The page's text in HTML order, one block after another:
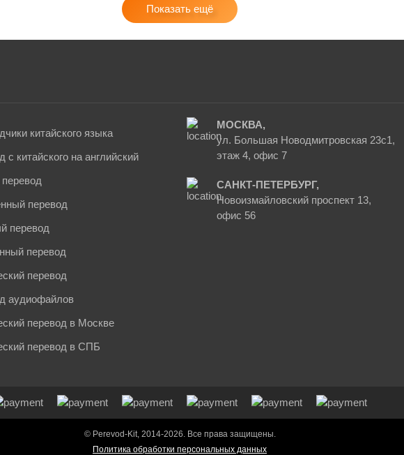
Показать ещё
китайского языка
с китайского на английский
перевод
перевод
перевод
перевод
аудиофайлов
перевод в Москве
перевод в СПБ
МОСКВА,
ул. Большая Новодмитровская 23с1,
этаж 4, офис 7
САНКТ-ПЕТЕРБУРГ,
Новоизмайловский проспект 13,
офис 56
© Perevod-Kit, 2014-2026. Все права защищены.
Политика обработки персональных данных